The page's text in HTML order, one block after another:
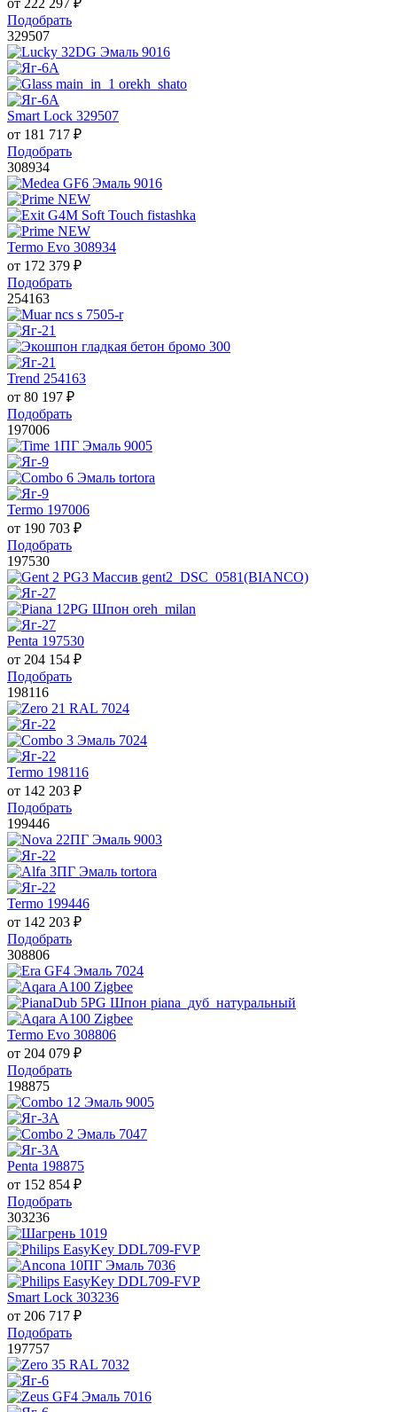
от 222 297 ₽
Подобрать
329507
Smart Lock 329507
от 181 717 ₽
Подобрать
308934
Termo Evo 308934
от 172 379 ₽
Подобрать
254163
Trend 254163
от 80 197 ₽
Подобрать
197006
Termo 197006
от 190 703 ₽
Подобрать
197530
Penta 197530
от 204 154 ₽
Подобрать
198116
Termo 198116
от 142 203 ₽
Подобрать
199446
Termo 199446
от 142 203 ₽
Подобрать
308806
Termo Evo 308806
от 204 079 ₽
Подобрать
198875
Penta 198875
от 152 854 ₽
Подобрать
303236
Smart Lock 303236
от 206 717 ₽
Подобрать
197757